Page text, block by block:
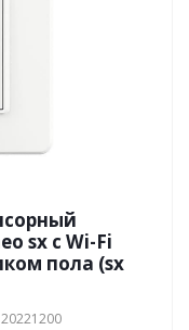
sx с Wi-Fi
пола (sx